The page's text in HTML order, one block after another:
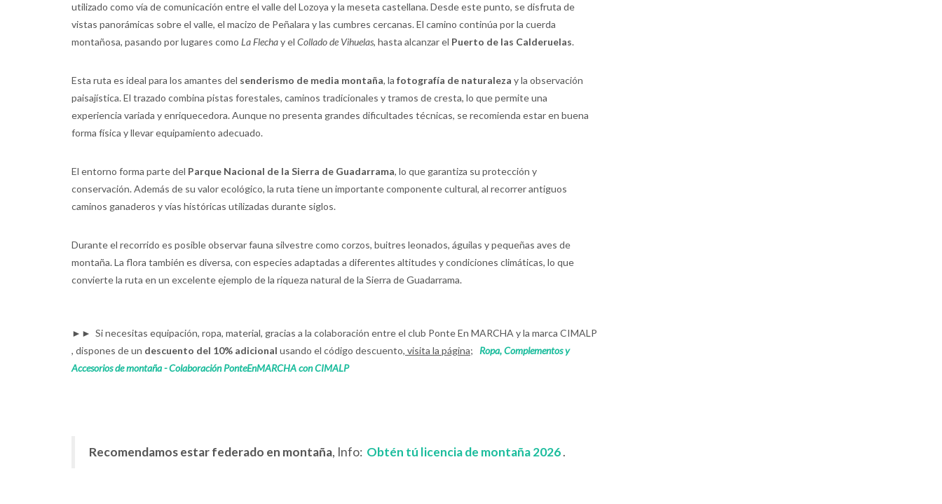
utilizado como vía de comunicación entre el valle del Lozoya y la meseta castellana. Desde este punto, se disfruta de
vistas panorámicas sobre el valle, el macizo de Peñalara y las cumbres cercanas. El camino continúa por la cuerda
montañosa, pasando por lugares como La Flechay el Collado de Vihuelas, hasta alcanzar el Puerto de las Calderuelas.
Esta ruta es ideal para los amantes del senderismo de media montaña, la fotografía de naturaleza y la observación
paisajística. El trazado combina pistas forestales, caminos tradicionales y tramos de cresta, lo que permite una
experiencia variada y enriquecedora. Aunque no presenta grandes dificultades técnicas, se recomienda estar en buena
forma física y llevar equipamiento adecuado.
El entorno forma parte del Parque Nacional de la Sierra de Guadarrama, lo que garantiza su protección y
conservación. Además de su valor ecológico, la ruta tiene un importante componente cultural, al recorrer antiguos
caminos ganaderos y vías históricas utilizadas durante siglos.
Durante el recorrido es posible observar fauna silvestre como corzos, buitres leonados, águilas y pequeñas aves de
montaña. La flora también es diversa, con especies adaptadas a diferentes altitudes y condiciones climáticas, lo que
convierte la ruta en un excelente ejemplo de la riqueza natural de la Sierra de Guadarrama.
►► Si necesitas equipación, ropa, material, gracias a la colaboración entre el club Ponte En MARCHA y la marca CIMALP
, dispones de un descuento del 10% adicional usando el código descuento, visita la página; Ropa, Complementos y
Accesorios de montaña - Colaboración PonteEnMARCHA con CIMALP
Recomendamos estar federado en montaña, Info: Obtén tú licencia de montaña 2026.